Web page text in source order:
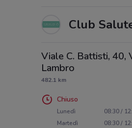
Club
Viale C. Battisti, 40,
Lambro
482.1 km
Chiuso
Lunedì
08:30 /
Martedì
08:30 /